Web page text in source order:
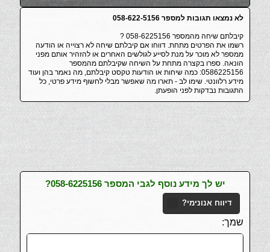
לא נמצאו תגובות למספר 058-622-5156
קיבלתם שיחה מהמספר 058-6225156 ?
רשמו את הפרטים מתחת. דווחו אם קיבלתם שיחה לא רצוייה או הודעה
ממספר לא מוכר על מנת לסייע לגולשים האחרים או להזהיר אותם מפני
הונאה. ספרו בקצרה מתחת על השיחה שקיבלתם מהמספר
0586225156: כמה שיחות או הודעות טקסט קיבלתם, מה נאמר בהן ועוד
מידע רלוונטי. שימו לב - תארו מה שאפשר מבלי לחשוף מידע פרטי, כל
התגובות נבדקות לפני הופעתן.
יש לך מידע נוסף לגבי המספר 058-6225156?
דיווח אנונימי?
שמך: